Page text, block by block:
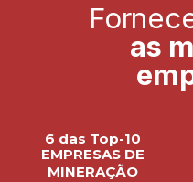
as
6 das Top-10
EMPRESAS DE
MINERAÇÃO